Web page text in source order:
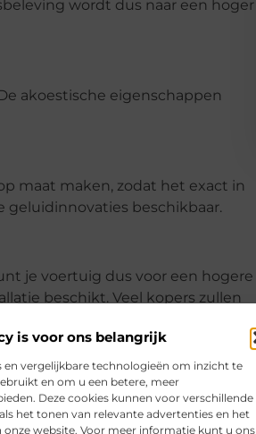
is voor ons belangrijk
vergelijkbare technologieën om inzicht te
en om u een betere, meer
Deze cookies kunnen voor verschillende
het tonen van relevante advertenties en het
onze website. Voor meer informatie kunt u ons
wordt dus naar een hoger
akoestische eigenschappen
maat maken, zodat het exact in
geluidinnovaties beschikbaar.
je voertuig dus voor een hogere
beschikt. Veel kopers zullen
misschien veel tijd op de weg
te kunnen rijden.